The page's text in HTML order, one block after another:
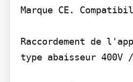
Marque CE.
Raccordement de
type abaisseur 400V